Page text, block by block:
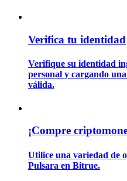
Información
Guía
Verifica tu identidad
Verifique su identidad
personal y cargando
válida.
¡Compre
Utilice una variedad de
Pulsara en Bitrue.